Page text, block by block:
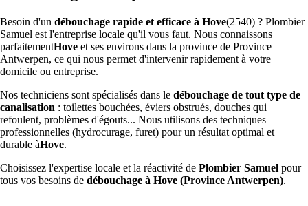
Besoin d'un débouchage rapide et efficace à Hove(2540) ? Plombier
Samuel est l'entreprise locale qu'il vous faut. Nous connaissons
parfaitementHove et ses environs dans la province de Province
Antwerpen, ce qui nous permet d'intervenir rapidement à votre
domicile ou entreprise.
Nos techniciens sont spécialisés dans le débouchage de tout type de
canalisation : toilettes bouchées, éviers obstrués, douches qui
refoulent, problèmes d'égouts... Nous utilisons des techniques
professionnelles (hydrocurage, furet) pour un résultat optimal et
durable àHove.
Choisissez l'expertise locale et la réactivité de Plombier Samuel pour
tous vos besoins de débouchage à Hove (Province Antwerpen).